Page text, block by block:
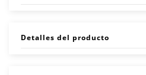
Detalles del producto